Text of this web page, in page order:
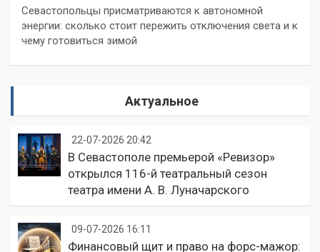
Севастопольцы присматриваются к автономной
энергии: сколько стоит пережить отключения света и к
чему готовиться зимой
Актуальное
22-07-2026 20:42
В Севастополе премьерой «Ревизор»
открылся 116-й театральный сезон
театра имени А. В. Луначарского
09-07-2026 16:11
Финансовый щит и право на форс-мажор: